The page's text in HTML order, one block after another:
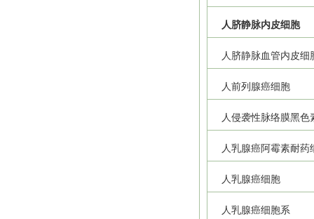
人脐静脉内皮细胞
人脐静脉血管内皮细
人前列腺癌细胞
人侵袭性脉络膜黑色
人乳腺癌阿霉素耐药
人乳腺癌细胞
人乳腺癌细胞系